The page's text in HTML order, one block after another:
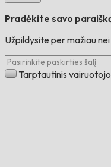
Pradėkite savo
Užpildysite per mažiau
Tarptautinis